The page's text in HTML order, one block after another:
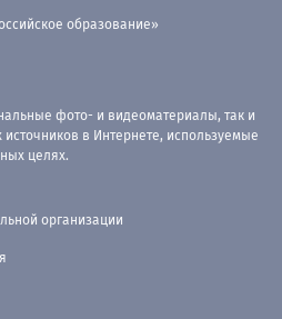
образование»
фото- и видеоматериалы, так и
в Интернете, используемые
целях.
организации